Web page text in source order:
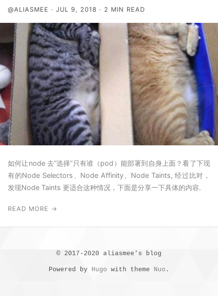
Tags
About Me
@ALIASMEE · JUL 9, 2018 · 2 MIN READ
如何让node 去”选择”只有谁（pod）能部署到自身上面？看了下现
有的Node Selectors、Node Affinity、Node Taints, 经过比对，
发现Node Taints 更适合这种情况，下面是分享一下具体的内容.
READ MORE →
© 2017-2020 aliasmee's blog
Powered by Hugo with theme Nuo .